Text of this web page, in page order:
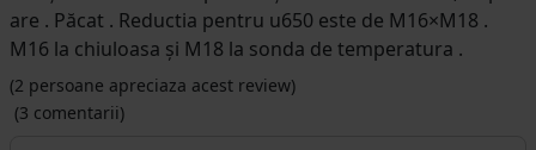
are . Păcat . Reductia pentru u650 este de M16×M18 .
M16 la chiuloasa și M18 la sonda de temperatura .
(2 persoane apreciaza acest review)
(3 comentarii)